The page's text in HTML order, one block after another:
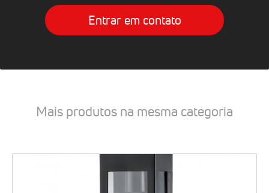
Entrar em contato
Mais produtos na mesma categoria